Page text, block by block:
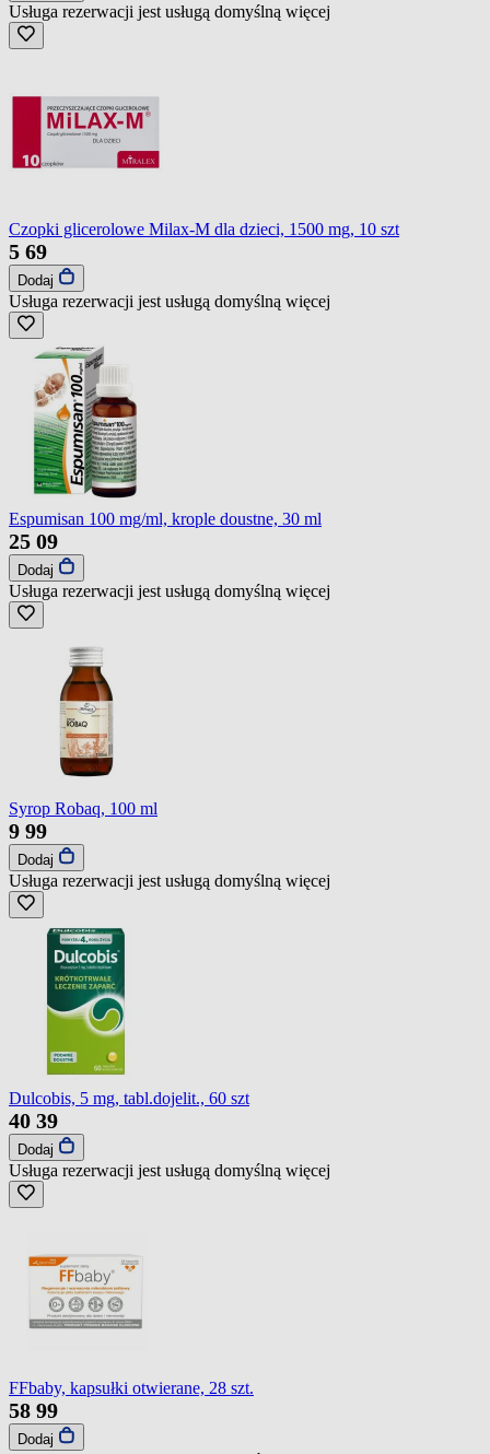
Usługa rezerwacji jest usługą domyślną więcej
Czopki glicerolowe Milax-M dla dzieci, 1500 mg, 10 szt
5 69
Dodaj
Usługa rezerwacji jest usługą domyślną więcej
Espumisan 100 mg/ml, krople doustne, 30 ml
25 09
Dodaj
Usługa rezerwacji jest usługą domyślną więcej
Syrop Robaq, 100 ml
9 99
Dodaj
Usługa rezerwacji jest usługą domyślną więcej
Dulcobis, 5 mg, tabl.dojelit., 60 szt
40 39
Dodaj
Usługa rezerwacji jest usługą domyślną więcej
FFbaby, kapsułki otwierane, 28 szt.
58 99
Dodaj